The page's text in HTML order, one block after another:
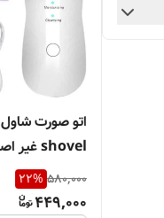
shovel غیر اصل
580,000
22%
449,000